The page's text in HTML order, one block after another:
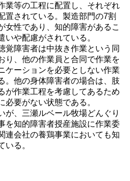
業等の工程に配置し、それぞれ
置されている。製造部門の7割
女性であり、知的障害があるこ
いや配慮がされている。
覚障害者は中抜き作業という同
り、他の作業員と合同で作業を
ケーションを必要としない作業
。他の身体障害者の場合は、肢
が作業工程を考慮してあるため
必要がない状態である。
が、三瀬ルベール牧場どんぐり
を知的障害者授産施設に作業委
連会社の養鶏事業においても知
いる。